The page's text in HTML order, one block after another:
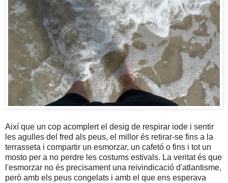
Així que un cop acomplert el desig de respirar iode i sentir
les agulles del fred als peus, el millor és retirar-se fins a la
terrasseta i compartir un esmorzar, un cafetó o fins i tot un
mosto per a no perdre les costums estivals. La veritat és que
l'esmorzar no és precisament una reivindicació d'atlantisme,
però amb els peus congelats i amb el que ens esperava